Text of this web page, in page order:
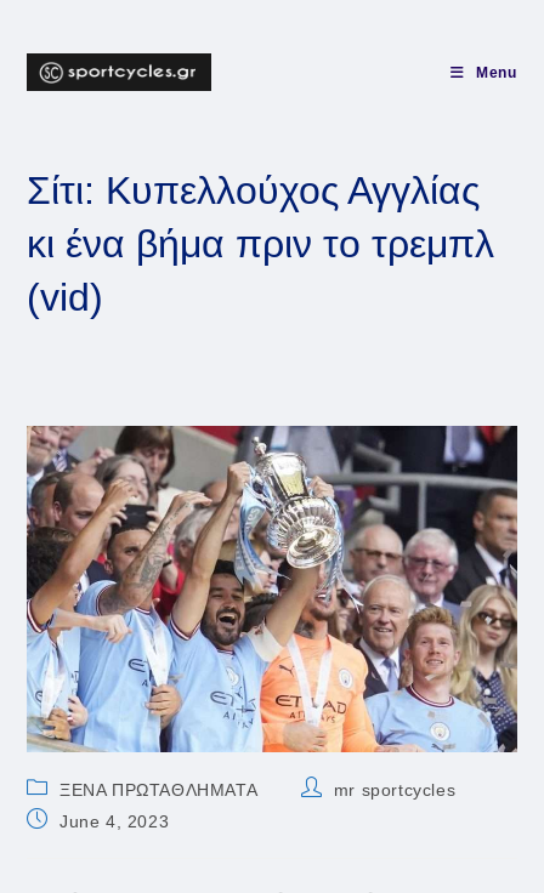
content
Menu
Σίτι: Κυπελλούχος Αγγλίας
κι ένα βήμα πριν το τρεμπλ
(vid)
Post
category:
ΞΕΝΑ ΠΡΩΤΑΘΛΗΜΑΤΑ
Postmr sportcycles
PostJune 4, 2023